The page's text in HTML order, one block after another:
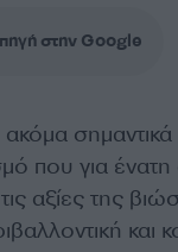
στην Google
σημαντικά
που για ένατη
αξίες της
και